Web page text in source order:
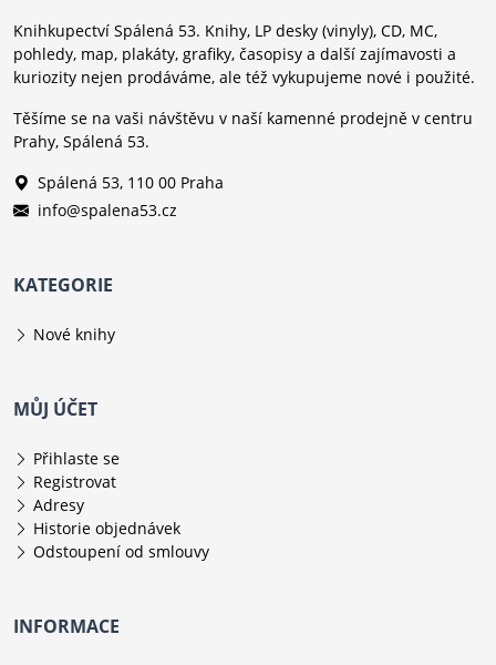
Knihkupectví Spálená 53. Knihy, LP desky (vinyly), CD, MC,
pohledy, map, plakáty, grafiky, časopisy a další zajímavosti a
kuriozity nejen prodáváme, ale též vykupujeme nové i použité.
Těšíme se na vaši návštěvu v naší kamenné prodejně v centru
Prahy, Spálená 53.
Spálená 53, 110 00 Praha
info@spalena53.cz
KATEGORIE
Nové knihy
MŮJ ÚČET
Přihlaste se
Registrovat
Adresy
Historie objednávek
Odstoupení od smlouvy
INFORMACE